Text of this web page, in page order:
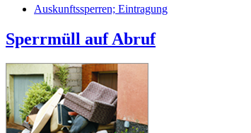
Auskunftssperren; Eintragung
Sperrmüll auf Abruf